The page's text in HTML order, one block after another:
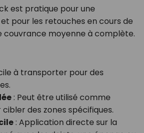
est pratique pour une
pour les retouches en cours de
couvrance moyenne à complète.
à transporter pour des
: Peut être utilisé comme
des zones spécifiques.
: Application directe sur la